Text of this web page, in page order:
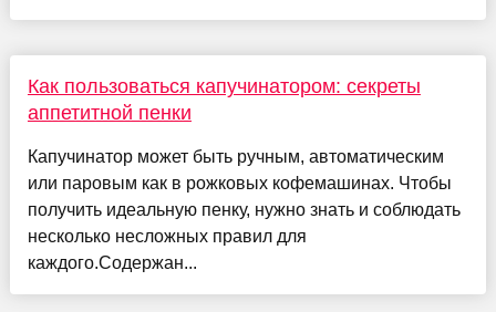
Как пользоваться капучинатором: секреты
аппетитной пенки
Капучинатор может быть ручным, автоматическим
или паровым как в рожковых кофемашинах. Чтобы
получить идеальную пенку, нужно знать и соблюдать
несколько несложных правил для
каждого.Содержан...